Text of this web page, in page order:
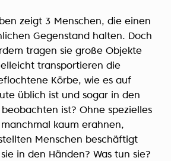
zeigt 3 Menschen, die einen
Gegenstand halten. Doch
tragen sie große Objekte
transportieren die
Körbe, wie es auf
üblich ist und sogar in den
ist? Ohne spezielles
manchmal kaum erahnen,
Menschen beschäftigt
in den Händen? Was tun sie?